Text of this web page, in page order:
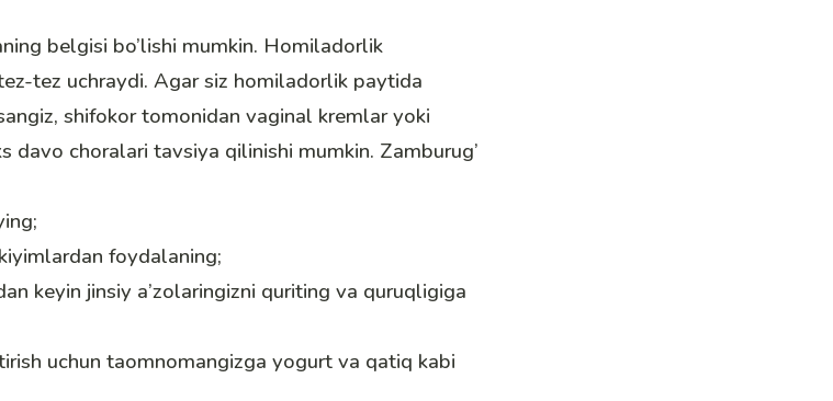
belgisi bo’lishi mumkin. Homiladorlik
tez uchraydi. Agar siz homiladorlik paytida
shifokor tomonidan vaginal kremlar ​​yoki
davo choralari tavsiya qilinishi mumkin. Zamburug’
foydalaning;
keyin jinsiy a’zolaringizni quriting va quruqligiga
uchun taomnomangizga yogurt va qatiq kabi